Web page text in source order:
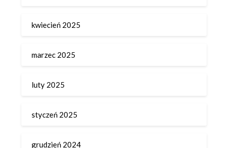
kwiecień 2025
marzec 2025
luty 2025
styczeń 2025
grudzień 2024